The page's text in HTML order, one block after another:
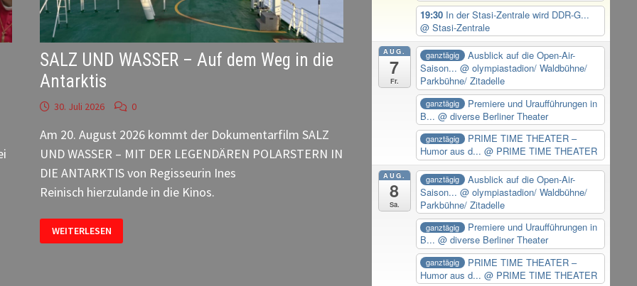
SALZ UND WASSER – Auf dem Weg in die
Antarktis
30. Juli 2026 0
Am 20. August 2026 kommt der Dokumentarfilm SALZ
UND WASSER – MIT DER LEGENDÄREN POLARSTERN IN
DIE ANTARKTIS von Regisseurin Ines
Reinisch hierzulande in die Kinos.
SALZ
UND
WASSER
WEITERLESEN
19:30 In der Stasi-Zentrale wird DDR-G...
@ Stasi-Zentrale
AUG.
7
Fr.
ganztägig
Ausblick auf die Open-Air-
Saison...@ olympiastadion/ Waldbühne/
Parkbühne/ Zitadelle
ganztägig
Premiere und Uraufführungen in
B...@ diverse Berliner Theater
ganztägig
PRIME TIME THEATER –
Humor aus d...@ PRIME TIME THEATER
AUG.
8
Sa.
ganztägig
Ausblick auf die Open-Air-
Saison...@ olympiastadion/ Waldbühne/
Parkbühne/ Zitadelle
ganztägig
Premiere und Uraufführungen in
B...@ diverse Berliner Theater
ganztägig
PRIME TIME THEATER –
Humor aus d...@ PRIME TIME THEATER